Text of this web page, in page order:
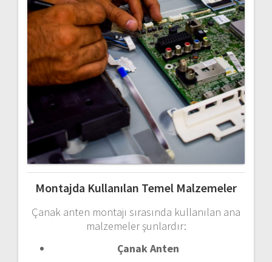
Montajda Kullanılan Temel Malzemeler
Çanak anten montajı sırasında kullanılan ana
malzemelerşunlardır:
ÇanakAnten